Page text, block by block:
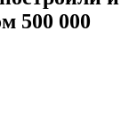
500 000